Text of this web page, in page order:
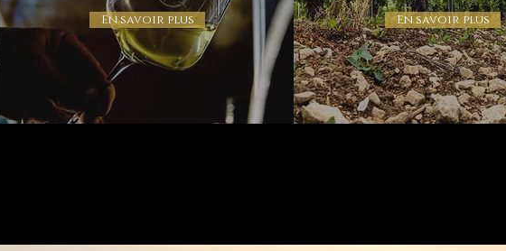
En savoir plus En savoir plus